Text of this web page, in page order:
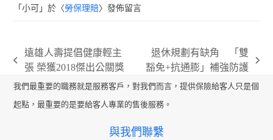
「小可 」於〈勞保理賠〉發佈留言
previous
post:
遠雄人壽提倡健康輕主
張 榮獲2018傑出公關獎
next
post:
退休規劃有缺角 「雙
豁免+抗通膨」補強防護
我們最重要的職務就是服務客戶，對我們而言，提供保險給客人只是個
起點，最重要的是要給客人專業的售後服務。
與我們聯繫